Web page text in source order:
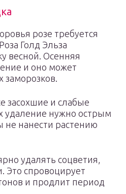
розе требуется
Голд Эльза
весной. Осенняя
и оно может
заморозков.
засохшие и слабые
удаление нужно острым
не нанести растению
удалять соцветия,
Это спровоцирует
и продлит период